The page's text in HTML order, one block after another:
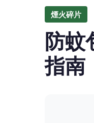
煙火碎片
防蚊
指南